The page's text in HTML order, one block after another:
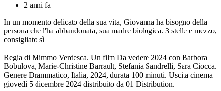
2 anni fa
In un momento delicato della sua vita, Giovanna ha bisogno della
persona che l'ha abbandonata, sua madre biologica. 3 stelle e mezzo,
consigliato sì
Regia di Mimmo Verdesca. Un film Da vedere 2024 con Barbora
Bobulova, Marie-Christine Barrault, Stefania Sandrelli, Sara Ciocca.
Genere Drammatico, Italia, 2024, durata 100 minuti. Uscita cinema
giovedì 5 dicembre 2024 distribuito da 01 Distribution.